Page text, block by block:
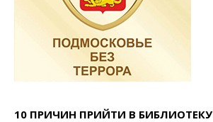
10 ПРИЧИН ПРИЙТИ В БИБЛИОТЕКУ